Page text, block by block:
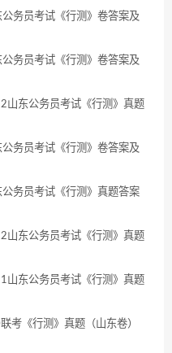
员考试《行测》卷答案及
员考试《行测》卷答案及
公务员考试《行测》真题
员考试《行测》卷答案及
员考试《行测》真题答案
公务员考试《行测》真题
公务员考试《行测》真题
行测》真题（山东卷）